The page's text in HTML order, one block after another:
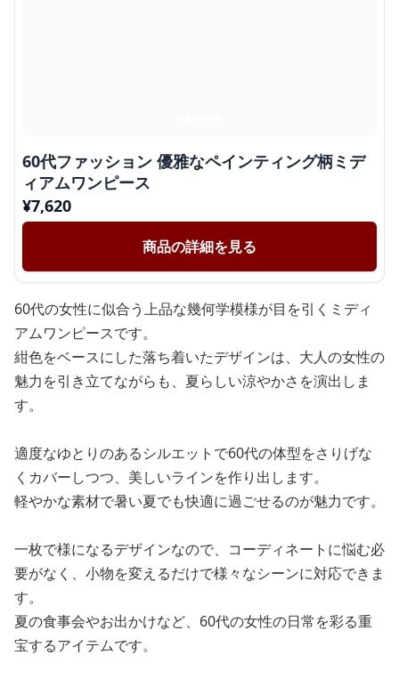
60代ファッション 優雅なペインティング柄ミデ
ィアムワンピース
¥7,620
商品の詳細を見る
60代の女性に似合う上品な幾何学模様が目を引くミディ
アムワンピースです。
紺色をベースにした落ち着いたデザインは、大人の女性の
魅力を引き立てながらも、夏らしい涼やかさを演出しま
す。
適度なゆとりのあるシルエットで60代の体型をさりげな
くカバーしつつ、美しいラインを作り出します。
軽やかな素材で暑い夏でも快適に過ごせるのが魅力です。
一枚で様になるデザインなので、コーディネートに悩む必
要がなく、小物を変えるだけで様々なシーンに対応できま
す。
夏の食事会やお出かけなど、60代の女性の日常を彩る重
宝するアイテムです。